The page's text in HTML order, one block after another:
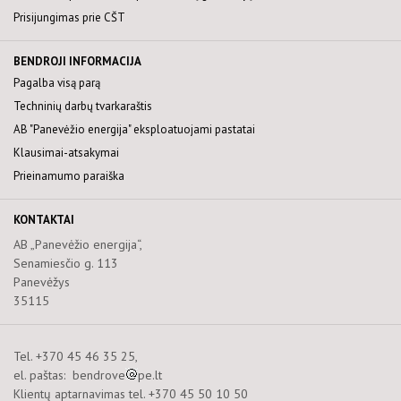
PASLAUGOS
ENERGIJOS IŠTEKLIŲ PIRKIMAI
APSAUGOS ZONOS
Prisijungimas prie CŠT
BENDROJI INFORMACIJA
Pagalba visą parą
Techninių darbų tvarkaraštis
AB "Panevėžio energija" eksploatuojami pastatai
Klausimai-atsakymai
Prieinamumo paraiška
KONTAKTAI
AB „Panevėžio energija“,
Senamiesčio g. 113
Panevėžys
35115
Tel. +370 45 46 35 25,
el. paštas: bendrove
pe.lt
Klientų aptarnavimas tel. +370 45 50 10 50